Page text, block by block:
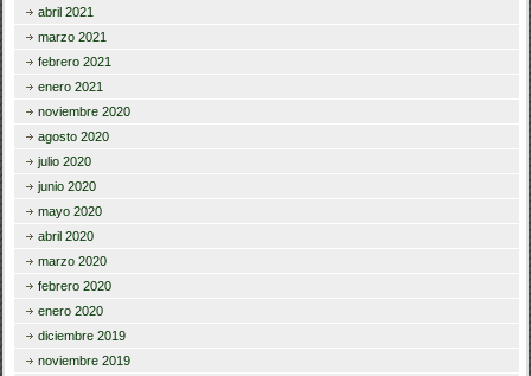
abril 2021
marzo 2021
febrero 2021
enero 2021
noviembre 2020
agosto 2020
julio 2020
junio 2020
mayo 2020
abril 2020
marzo 2020
febrero 2020
enero 2020
diciembre 2019
noviembre 2019